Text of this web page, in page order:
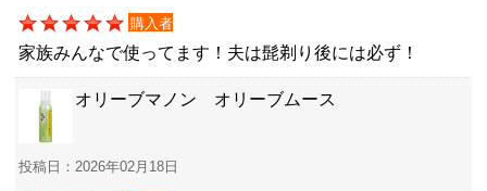
購入者
家族みんなで使ってます！夫は髭剃り後には必ず！
オリーブマノン オリーブムース
投稿日：2026年02月18日